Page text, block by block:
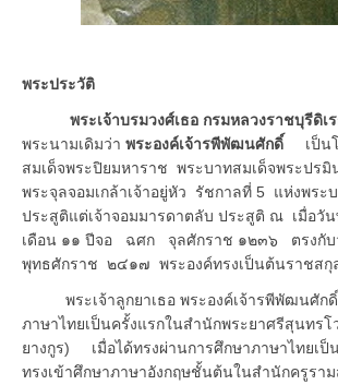
พระประวัติ
พระเจ้าบรมวงศ์เธอ กรมหลวงราชบุรีดิเร
พระนามเดิมว่า พระองค์เจ้ารพีพัฒนศักดิ์ เป็นโ
สมเด็จพระปิยมหาราช พระบาทสมเด็จพระปร
พระจุลจอมเกล้าเจ้าอยู่หัว รัชกาลที่ 5 แห่งพระ
ประสูติแต่เจ้าจอมมารดาตลับ ประสูติ ณ เมื่อ
เดือน ๑๑ ปีจอ ฉศก จุลศักราช ๑๒๓๖ ตรงกั
พุทธศักราช ๒๔๑๗ พระองค์ทรงเป็นต้นราชสกุ
พระเจ้าลูกยาเธอ พระองค์เจ้ารพีพัฒนศัก
ภาษาไทยเป็นครั้งแรกในสำนักพระยาศรีสุนทรโ
ยางกูร) เมื่อได้ทรงผ่านการศึกษาภาษาไทยเ
ทรงเข้าศึกษาภาษาอังกฤษชั้นต้นในสำนักครูรา